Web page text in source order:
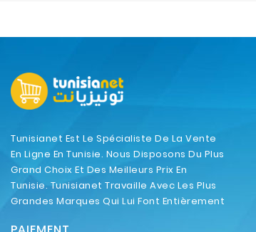
Tunisianet Est Le Spécialiste De La Vente
En Ligne En Tunisie. Nous Disposons Du Plus
Grand Choix Et Des Meilleurs Prix En
Tunisie. Tunisianet Travaille Avec Les Plus
Grandes Marques Qui Lui Font Entièrement